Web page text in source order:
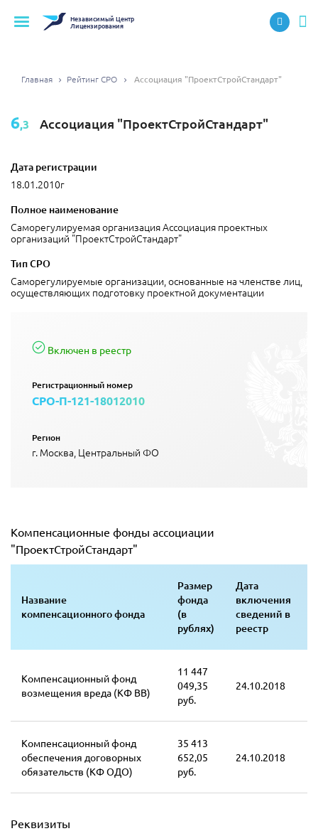
НезависимыйЦентр
Лицензирования
Главная Рейтинг СРО Ассоциация "ПроектСтройСтандарт"
6,3 Ассоциация "ПроектСтройСтандарт"
Дата регистрации
18.01.2010г
Полное наименование
Саморегулируемая организация Ассоциация проектных
организаций "ПроектСтройСтандарт"
Тип СРО
Саморегулируемые организации, основанные на членстве лиц,
осуществляющих подготовку проектной документации
Включен в реестр
Регистрационный номер
СРО-П-121-18012010
Регион
г. Москва, Центральный ФО
Компенсационные фонды ассоциации
"ПроектСтройСтандарт"
Название
компенсационного фонда
Размер
фонда
(в
рублях)
Дата
включения
сведений в
реестр
Компенсационный фонд
возмещения вреда (КФ ВВ)
11 447
049,35
руб.
24.10.2018
Компенсационный фонд
обеспечения договорных
обязательств (КФ ОДО)
35 413
652,05
руб.
24.10.2018
Реквизиты